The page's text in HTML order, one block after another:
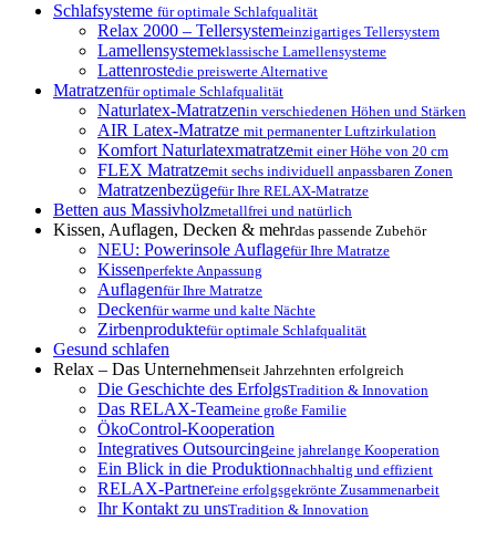
Schlafsysteme für optimale Schlafqualität
Relax 2000 – Tellersystemeinzigartiges Tellersystem
Lamellensystemeklassische Lamellensysteme
Lattenrostedie preiswerte Alternative
Matratzenfür optimale Schlafqualität
Naturlatex-Matratzenin verschiedenen Höhen und Stärken
AIR Latex-Matratze mit permanenter Luftzirkulation
Komfort Naturlatexmatratzemit einer Höhe von 20 cm
FLEX Matratzemit sechs individuell anpassbaren Zonen
Matratzenbezügefür Ihre RELAX-Matratze
Betten aus Massivholzmetallfrei und natürlich
Kissen, Auflagen, Decken & mehrdas passende Zubehör
NEU: Powerinsole Auflagefür Ihre Matratze
Kissenperfekte Anpassung
Auflagenfür Ihre Matratze
Deckenfür warme und kalte Nächte
Zirbenproduktefür optimale Schlafqualität
Gesund schlafen
Relax – Das Unternehmenseit Jahrzehnten erfolgreich
Die Geschichte des ErfolgsTradition & Innovation
Das RELAX-Teameine große Familie
ÖkoControl-Kooperation
Integratives Outsourcingeine jahrelange Kooperation
Ein Blick in die Produktionnachhaltig und effizient
RELAX-Partnereine erfolgsgekrönte Zusammenarbeit
Ihr Kontakt zu unsTradition & Innovation